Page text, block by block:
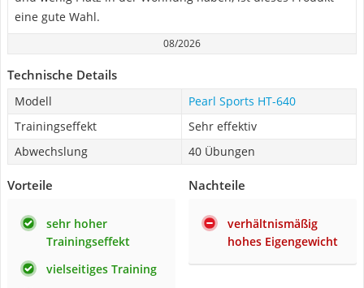
eine gute Wahl.
08/2026
Technische Details
Modell
Pearl Sports HT-640
Trainingseffekt
Sehr effektiv
Abwechslung
40 Übungen
Vorteile
sehr hoher
Trainingseffekt
vielseitiges Training
Nachteile
verhältnismäßig
hohes Eigengewicht